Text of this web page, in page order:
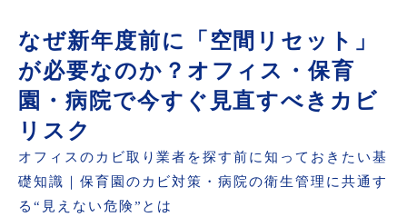
新年度を安心して迎えるために｜法人様が今す
ぐ行うべきカビ対策チェックリスト
なぜ新年度前に「空間リセット」
が必要なのか？オフィス・保育
園・病院で今すぐ見直すべきカビ
リスク
オフィスのカビ取り業者を探す前に知っておきたい基
礎知識｜保育園のカビ対策・病院の衛生管理に共通す
る“見えない危険”とは